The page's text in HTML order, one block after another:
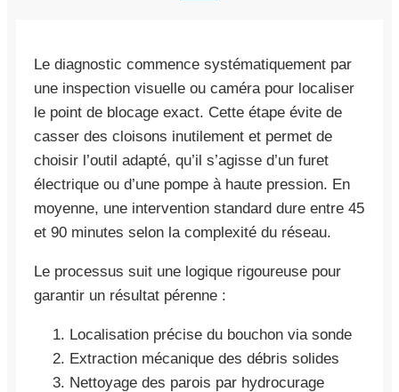
Le diagnostic commence systématiquement par
une inspection visuelle ou caméra pour localiser
le point de blocage exact. Cette étape évite de
casser des cloisons inutilement et permet de
choisir l’outil adapté, qu’il s’agisse d’un furet
électrique ou d’une pompe à haute pression. En
moyenne, une intervention standard dure entre 45
et 90 minutes selon la complexité du réseau.
Le processus suit une logique rigoureuse pour
garantir un résultat pérenne :
Localisation précise du bouchon via sonde
Extraction mécanique des débris solides
Nettoyage des parois par hydrocurage